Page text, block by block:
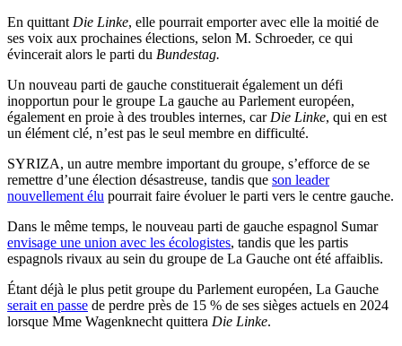
En quittant Die Linke, elle pourrait emporter avec elle la moitié de
ses voix aux prochaines élections, selon M. Schroeder, ce qui
évincerait alors le parti du Bundestag.
Un nouveau parti de gauche constituerait également un défi
inopportun pour le groupe La gauche au Parlement européen,
également en proie à des troubles internes, car Die Linke, qui en est
un élément clé, n’est pas le seul membre en difficulté.
SYRIZA, un autre membre important du groupe, s’efforce de se
remettre d’une élection désastreuse, tandis que son leader
nouvellement élu pourrait faire évoluer le parti vers le centre gauche.
Dans le même temps, le nouveau parti de gauche espagnol Sumar
envisage une union avec les écologistes, tandis que les partis
espagnols rivaux au sein du groupe de La Gauche ont été affaiblis.
Étant déjà le plus petit groupe du Parlement européen, La Gauche
serait en passe de perdre près de 15 % de ses sièges actuels en 2024
lorsque Mme Wagenknecht quittera Die Linke.